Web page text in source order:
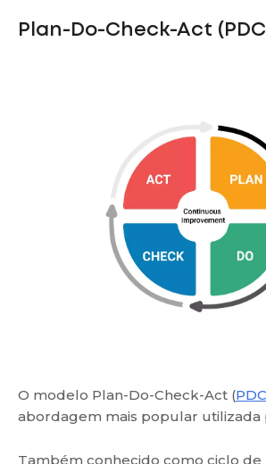
Plan-Do-Check-Act
O modelo Plan-Do-Check-Act (
abordagem mais popular utilizada
Também conhecido como ciclo de